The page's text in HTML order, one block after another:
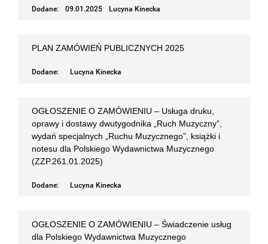
Dodane: 09.01.2025 Lucyna Kinecka
PLAN ZAMÓWIEŃ PUBLICZNYCH 2025
Dodane: Lucyna Kinecka
OGŁOSZENIE O ZAMÓWIENIU – Usługa druku,
oprawy i dostawy dwutygodnika „Ruch Muzyczny”,
wydań specjalnych „Ruchu Muzycznego”, książki i
notesu dla Polskiego Wydawnictwa Muzycznego
(ZZP.261.01.2025)
Dodane: Lucyna Kinecka
OGŁOSZENIE O ZAMÓWIENIU – Świadczenie usług
dla Polskiego Wydawnictwa Muzycznego